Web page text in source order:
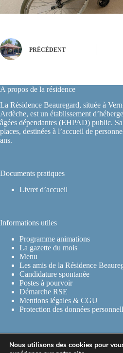
PRÉCÉDENT
A propos de la résidence
La Résidence Beauregard, située à
Ardèche, est un établissement
âgées dépendantes (EHPAD) public.
places, destinées à l’accueil de
ans.
Documents pratiques
Livret d’accueil
Informations utiles
Programme animations
La gazette du mois
Menu
Les amis de la Résidence
Candidature spontanée
Postes à pourvoir
Démarche RSE
Mentions légales & CGU
Protection des données
Contact Info
Nous utilisons des cookies pour